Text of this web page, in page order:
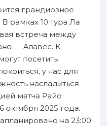
грандиозное
рамках 10 тура Ла
встреча между
— Алавес. К
посетить
у нас для
насладиться
матча Райо
октября 2025 года.
на 23:00